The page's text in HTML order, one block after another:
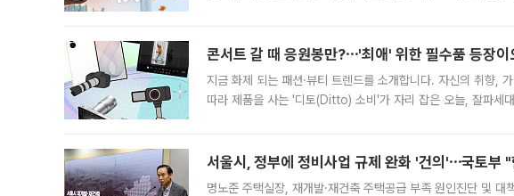
콘서트 갈 때 응원봉만?⋯'최애' 위한 필수품 등장
지금 화제 되는 패션·뷰티 트렌드를 소개합니다. 자신의 취향,
따라 제품을 사는 '디토(Ditto) 소비'가 자리 잡은 오늘, 잘파세
서울시, 정부에 정비사업 규제 완화 '건의'⋯국토부
명노준 주택실장, 재개발·재건축 주택공급 부족 원인진단 및 대